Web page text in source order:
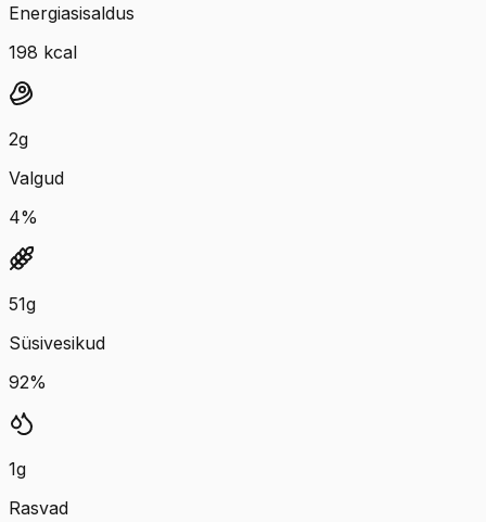
Energiasisaldus
198 kcal
2g
Valgud
4%
51g
Süsivesikud
92%
1g
Rasvad